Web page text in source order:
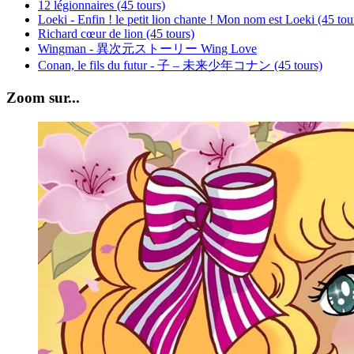
12 légionnaires (45 tours)
Loeki - Enfin ! le petit lion chante ! Mon nom est Loeki (45
Richard cœur de lion (45 tours)
Wingman - 異次元ストーリー Wing Love
Conan, le fils du futur - 子 – 未来少年コナン (45 tours)
Zoom sur...